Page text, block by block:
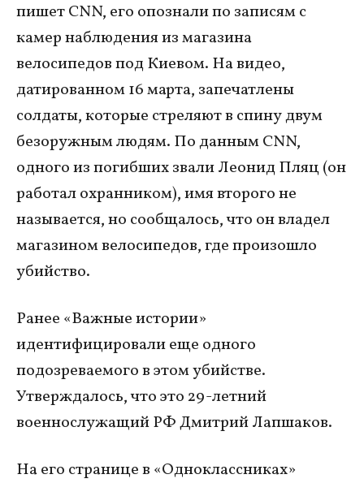
пишет CNN, его опознали по записям с
камер наблюдения из магазина
велосипедов под Киевом. На видео,
датированном 16 марта, запечатлены
солдаты, которые стреляют в спину двум
безоружным людям. По данным CNN,
одного из погибших звали Леонид Пляц (он
работал охранником), имя второго не
называется, но сообщалось, что он владел
магазином велосипедов, где произошло
убийство.
Ранее «Важные истории»
идентифицировали еще одного
подозреваемого в этом убийстве.
Утверждалось, что это 29-летний
военнослужащий РФ Дмитрий Лапшаков.
На его странице в «Одноклассниках»